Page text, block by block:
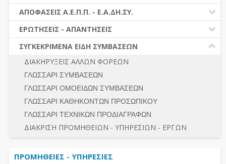
ΔΗΜΟΤΙΚΟΣ ΚΩΔΙΚΑΣ (Ν.3463/2006)
ΚΑΛΛΙΚΡΑΤΗΣ (Ν.3852/2010)
ΝΟΜΟΘΕΣΙΑ - ΝΟΜΟΛΟΓΙΑ (ΣΥΝΟΛΟ)
ΝΟΜΟΘΕΣΙΑ - ΝΟΜΟΛΟΓΙΑ COVID -19
ΕΡΩΤΗΣΕΙΣ - ΑΠΑΝΤΗΣΕΙΣ
ΑΠΟΦΑΣΕΙΣ Α.Ε.Π.Π. - Ε.Α.ΔΗ.ΣΥ.
ΠΡΟΔΙΚΑΣΤΙΚΗ ΠΡΟΣΦΥΓΗ
ΓΕΝΙΚΟΙ ΚΑΝΟΝΕΣ
ΔΙΚΑΙΟΥΜΕΝΟΙ ΣΥΜΜΕΤΟΧΗΣ
ΠΡΟΣΦΟΡΕΣ – ΔΙΚΑΙΟΛΟΓΗΤΙΚΑ ΣΥΜΜΕΤΟΧΗΣ
ΔΙΕΞΑΓΩΓΗ ΔΙΑΔΙΚΑΣΙΑΣ
ΕΣΗΔΗΣ – ΚΗΜΔΗΣ
ΠΕΡΙΛΗΨΕΙΣ ΑΠΟΦΑΣΕΩΝ Α.Ε.Π.Π. - Ε.Α.ΔΗ.ΣΥ.
ΣΥΝΟΛΟ
ΕΡΩΤΗΣΕΙΣ - ΑΠΑΝΤΗΣΕΙΣ
Ν. 4782/2021 - ΤΡΟΠΟΠΟΙΗΣΗ 4412/2016
ΔΙΕΞΑΓΩΓΗ ΔΙΑΔΙΚΑΣΙΑΣ
ΔΙΑΔΙΚΑΣΙΕΣ ΑΝΑΘΕΣΗΣ
ΓΕΝΙΚΟΙ ΚΑΝΟΝΕΣ
ΠΡΟΕΤΟΙΜΑΣΙΑ - ΔΗΜΟΣΙΟΤΗΤΑ
ΛΟΓΟΙ ΑΠΟΚΛΕΙΣΜΟΥ-ΔΙΚΑΙΟΥΜΕΝΟΙ ΣΥΜΜΕΤΟΧΗΣ
ΠΡΟΣΦΟΡΕΣ - ΔΙΚΑΙΟΛΟΓΗΤΙΚΑ ΣΥΜΜΕΤΟΧΗΣ
ΣΥΓΚΕΚΡΙΜΕΝΑ ΕΙΔΗ ΣΥΜΒΑΣΕΩΝ
ΔΙΑΚΗΡΥΞΕΙΣ ΑΛΛΩΝ ΦΟΡΕΩΝ
ΓΛΩΣΣΑΡΙ ΣΥΜΒΑΣΕΩΝ
ΓΛΩΣΣΑΡΙ ΟΜΟΕΙΔΩΝ ΣΥΜΒΑΣΕΩΝ
ΓΛΩΣΣΑΡΙ ΚΑΘΗΚΟΝΤΩΝ ΠΡΟΣΩΠΙΚΟΥ
ΓΛΩΣΣΑΡΙ ΤΕΧΝΙΚΩΝ ΠΡΟΔΙΑΓΡΑΦΩΝ
ΔΙΑΚΡΙΣΗ ΠΡΟΜΗΘΕΙΩΝ - ΥΠΗΡΕΣΙΩΝ - ΕΡΓΩΝ
ΠΡΟΜΗΘΕΙΕΣ - ΥΠΗΡΕΣΙΕΣ